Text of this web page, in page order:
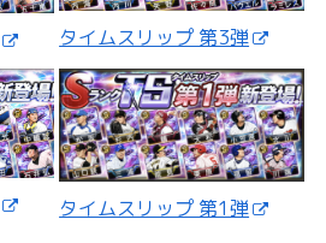
タイムスリップ 第3弾
タイムスリップ 第1弾